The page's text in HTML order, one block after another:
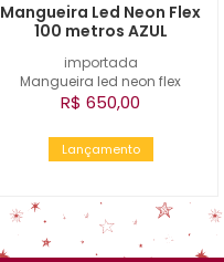
importada
Mangueira led neon flex
Mangueira Led Neon Flex
100 metros AZUL
R$ 650,00
Lançamento